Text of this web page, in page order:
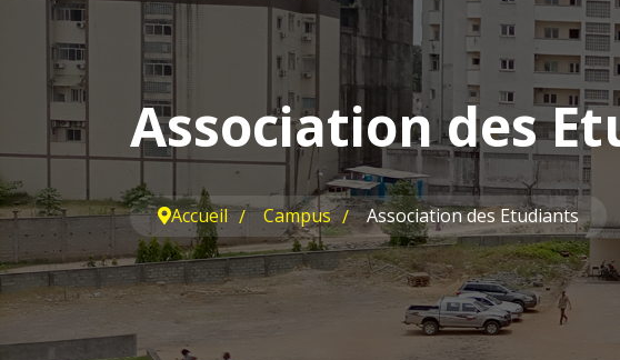
Association des
Accueil Campus Association des Etudiants